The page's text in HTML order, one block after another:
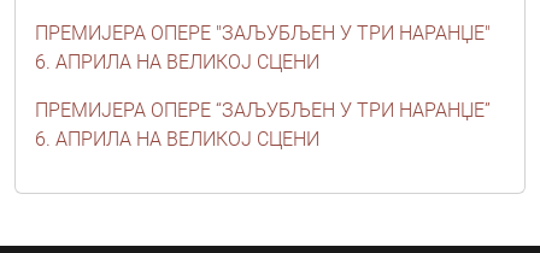
ПРЕМИЈЕРА ОПЕРЕ "ЗАЉУБЉЕН У ТРИ НАРАНЏЕ"
6. АПРИЛА НА ВЕЛИКОЈ СЦЕНИ
ПРЕМИЈЕРА ОПЕРЕ “ЗАЉУБЉЕН У ТРИ НАРАНЏЕ”
6. АПРИЛА НА ВЕЛИКОЈ СЦЕНИ